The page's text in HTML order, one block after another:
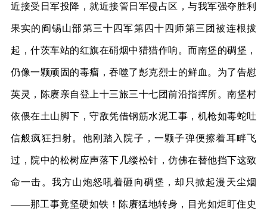
近接受日军投降，就近接管日军侵占区，与我军强夺胜利
果实的阎锡山部第三十四军第四十四师第三团被连根拔
起，什茨车站的红旗在硝烟中猎猎作响。而南堡的碉堡，
仍像一颗顽固的毒瘤，吞噬了彭克烈士的鲜血。为了告慰
英灵，陈赓亲自登上十三旅三十七团前沿指挥所。南堡村
依偎在土山脚下，守敌凭借钢筋水泥工事，机枪如毒蛇吐
信般疯狂扫射。他刚踏入院子，一颗子弹便擦着耳畔飞
过，院中的松树应声落下几缕松针，仿佛在替他挡下这致
命一击。我方山炮怒吼着砸向碉堡，却只掀起漫天尘烟
——那工事竟坚硬如铁！陈赓猛地转身，目光如炬盯住史